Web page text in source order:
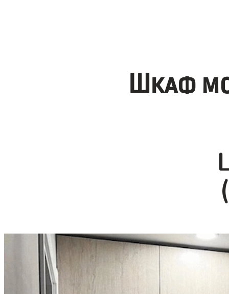
Шкаф